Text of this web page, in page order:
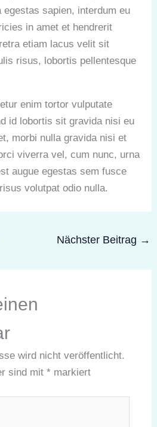
sapien, interdum eu
in amet et hendrerit
etiam lacus velit sit
risus, lobortis pellentesque
enim tortor vulputate
id lobortis sit gravida nisi eu
morbi nulla gravida nisi et
viverra vel, cum nunc, urna
augue egestas sem fusce
volutpat odio nulla.
Nächster Beitrag →
wird nicht veröffentlicht.
sind mit * markiert